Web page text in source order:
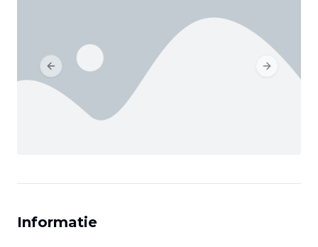
Previous slide Next slide
Informatie